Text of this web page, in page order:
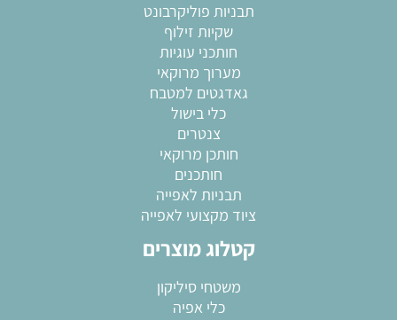
תבניות פוליקרבונט
שקיות זילוף
חותכני עוגיות
מערוך מרוקאי
גאדגטים למטבח
כלי בישול
צנטרים
חותכן מרוקאי
חותכנים
תבניות לאפייה
ציוד מקצועי לאפייה
קטלוג מוצרים
משטחי סיליקון
כלי אפיה